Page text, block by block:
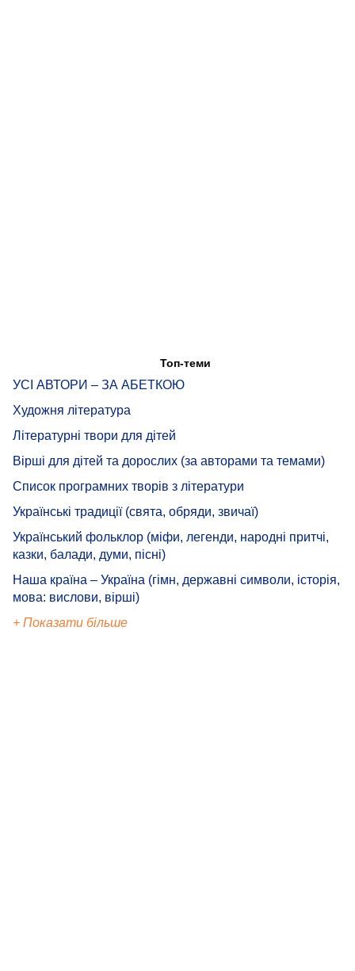
Топ-теми
УСІ АВТОРИ – ЗА АБЕТКОЮ
Художня література
Літературні твори для дітей
Вірші для дітей та дорослих (за авторами та темами)
Список програмних творів з літератури
Українські традиції (свята, обряди, звичаї)
Український фольклор (міфи, легенди, народні притчі,
казки, балади, думи, пісні)
Наша країна – Україна (гімн, державні символи, історія,
мова: вислови, вірші)
+ Показати більше